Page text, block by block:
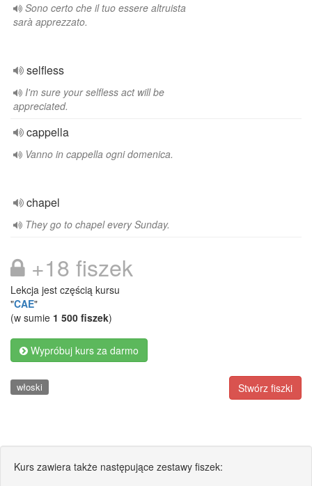
Sono certo che il tuo essere altruista
sarà apprezzato.
selfless
I'm sure your selfless act will be
appreciated.
cappella
Vanno in cappella ogni domenica.
chapel
They go to chapel every Sunday.
+18 fiszek
Lekcja jest częścią kursu
"CAE"
(w sumie 1 500 fiszek)
Wypróbuj kurs za darmo
Stwórz fiszki
włoski
Kurs zawiera także następujące zestawy fiszek: